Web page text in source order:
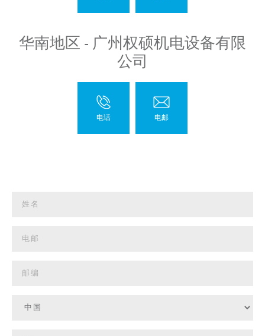
华南地区 - 广州权硕机电设备有限
公司